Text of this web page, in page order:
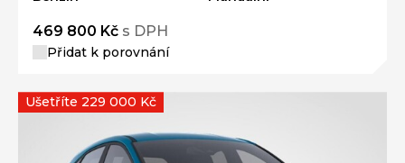
469 800 Kč s DPH
Přidat k porovnání
Ušetříte 229 000 Kč